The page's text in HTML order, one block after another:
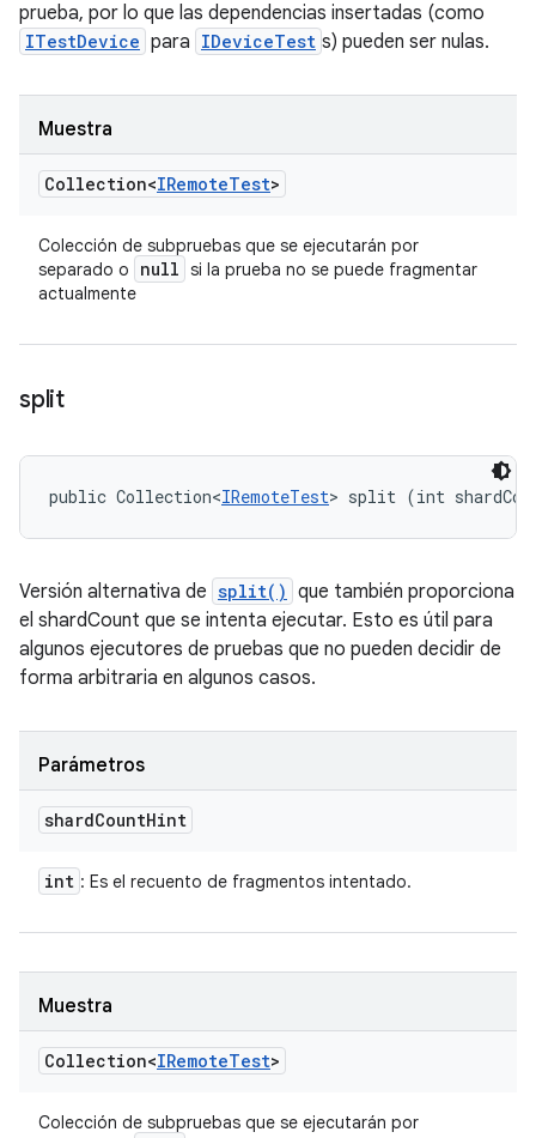
prueba, por lo que las dependencias insertadas (como
ITestDevice para IDeviceTest s) pueden ser nulas.
Muestra
Collection<IRemoteTest>
Colección de subpruebas que se ejecutarán por
separado o
null si la prueba no se puede fragmentar
actualmente
split
public Collection<IRemoteTest> split (int
Versión alternativa de split() que también proporciona
el shardCount que se intenta ejecutar. Esto es útil para
algunos ejecutores de pruebas que no pueden decidir de
forma arbitraria en algunos casos.
Parámetros
shardCountHint
int : Es el recuento de fragmentos intentado.
Muestra
Collection<IRemoteTest>
Colección de subpruebas que se ejecutarán por